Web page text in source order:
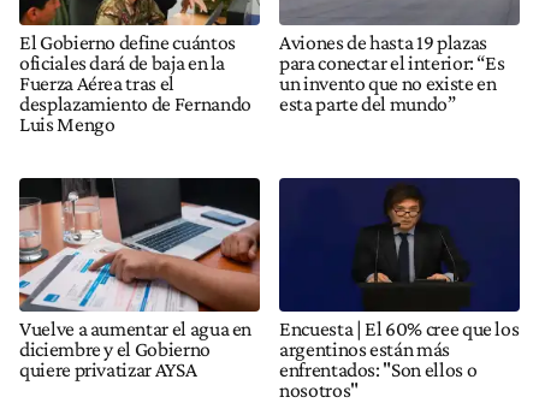
El Gobierno define cuántos
oficiales dará de baja en la
Fuerza Aérea tras el
desplazamiento de Fernando
Luis Mengo
Aviones de hasta 19 plazas
para conectar el interior: “Es
un invento que no existe en
esta parte del mundo”
Vuelve a aumentar el agua en
diciembre y el Gobierno
quiere privatizar AYSA
Encuesta | El 60% cree que los
argentinos están más
enfrentados: "Son ellos o
nosotros"